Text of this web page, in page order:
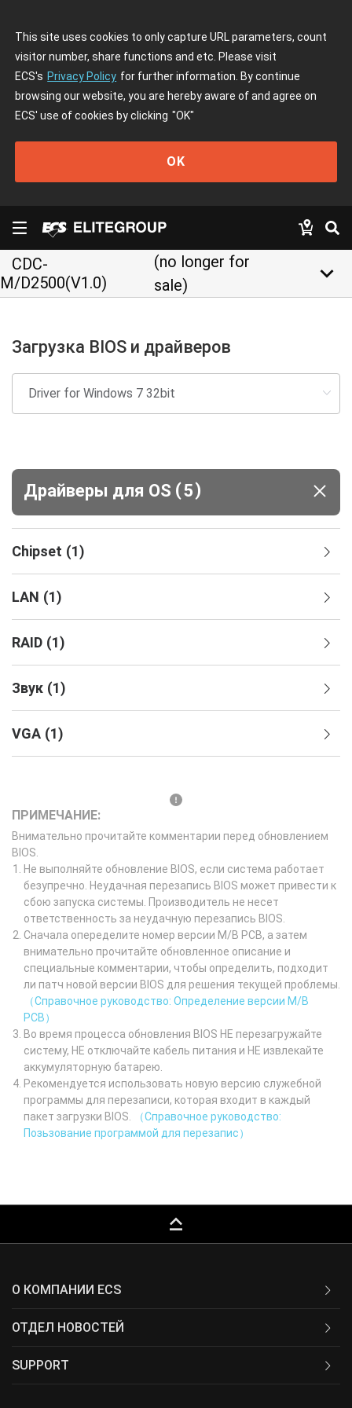
This site uses cookies to only capture URL parameters, count
visitor number, share functions and etc. Please visit
ECS's Privacy Policy for further information. By continue
browsing our website, you are hereby aware of and agree on
ECS' use of cookies by clicking "OK"
OK
CDC-
M/D2500(V1.0)
(no longer for
sale)
keyboard_arrow_down
Загрузка BIOS и драйверов
Драйверы для ОS (5)
Chipset (1)
LAN (1)
RAID (1)
Звук (1)
VGA (1)
ПРИМЕЧАНИЕ:
Внимательно прочитайте комментарии перед обновлением
BIOS.
Не выполняйте обновление BIOS, если система работает
безупречно. Неудачная перезапись BIOS может привести к
сбою запуска системы. Производитель не несет
ответственность за неудачную перезапись BIOS.
Сначала опеределите номер версии M/B PCB, а затем
внимательно прочитайте обновленное описание и
специальные комментарии, чтобы определить, подходит
ли патч новой версии BIOS для решения текущей проблемы.
（Справочное руководство: Определение версии M/B
PCB）
Во время процесса обновления BIOS НЕ перезагружайте
систему, НЕ отключайте кабель питания и НЕ извлекайте
аккумуляторную батарею.
Рекомендуется использовать новую версию служебной
программы для перезаписи, которая входит в каждый
пакет загрузки BIOS.
（Справочное руководство:
Позьзование программой для перезапис）
keyboard_capslock
О КОМПАНИИ ECS
ОТДЕЛ НОВОСТЕЙ
SUPPORT